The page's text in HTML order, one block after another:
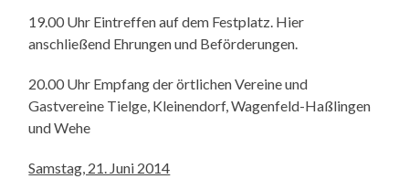
19.00 Uhr Eintreffen auf dem Festplatz. Hier
anschließend Ehrungen und Beförderungen.
20.00 Uhr Empfang der örtlichen Vereine und
Gastvereine Tielge, Kleinendorf, Wagenfeld-Haßlingen
und Wehe
Samstag, 21. Juni 2014